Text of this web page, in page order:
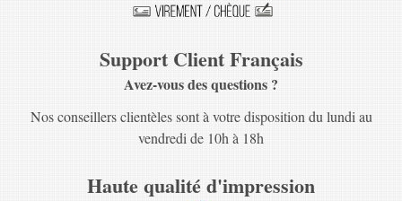
Support Client Français
Avez-vous des questions ?
Nos conseillers clientèles sont à votre disposition du lundi au
vendredi de 10h à 18h
Haute qualité d'impression